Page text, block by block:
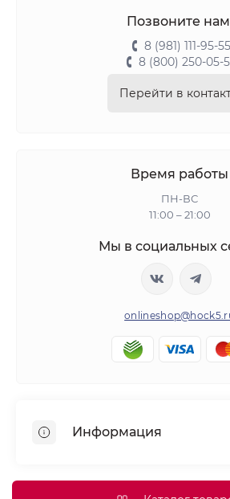
Позвоните
8 (981) 111-95-55
8 (800) 250-05-
Перейти в
Время работы
ПН-ВС
11:00 – 21:00
Мы в социальных
Информация